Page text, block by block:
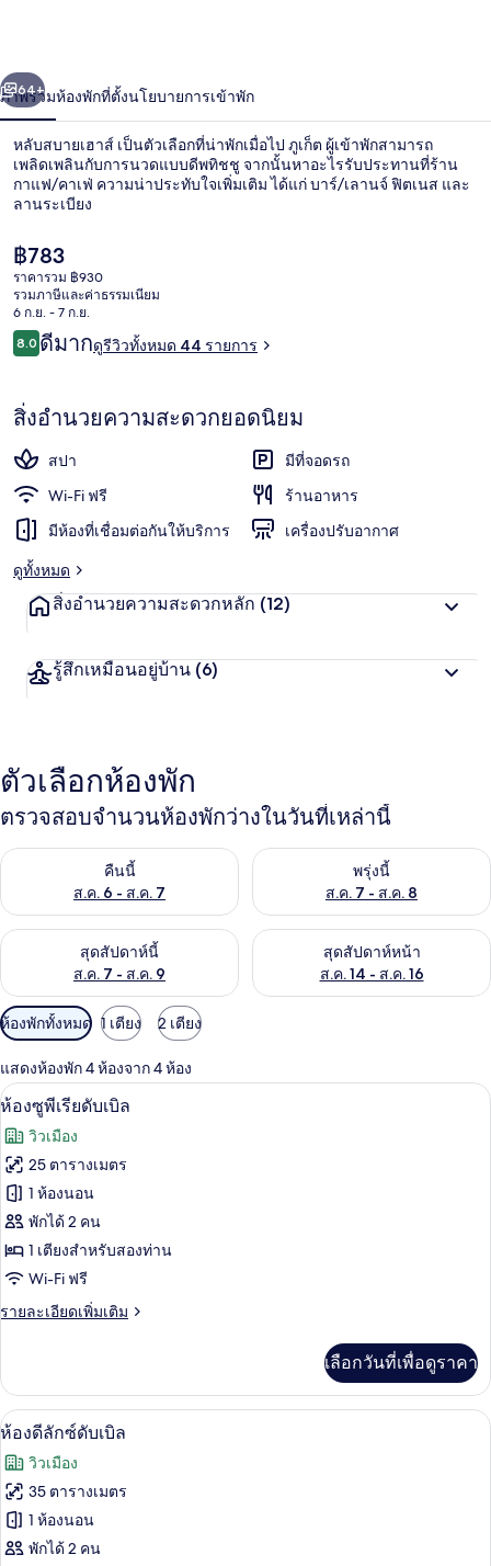
า
ถัดไป
64+
ภาพรวมห้องพักที่ตั้งนโยบายการเข้าพัก
หลับสบายเฮาส์ เป็นตัวเลือกที่น่าพักเมื่อไป ภูเก็ต ผู้เข้าพักสามารถ
เพลิดเพลินกับการนวดแบบดีพทิชชู จากนั้นหาอะไรรับประทานที่ร้าน
กาแฟ/คาเฟ่ ความน่าประทับใจเพิ่มเติม ได้แก่ บาร์/เลานจ์ ฟิตเนส และ
ลานระเบียง
ราคา
ปัจจุบัน
฿783
฿783
ราคารวม ฿930
รวมภาษีและค่าธรรมเนียม
6 ก.ย. - 7 ก.ย.
รีวิว
8.08.0 จาก 10
ดีมากดูรีวิวทั้งหมด 44 รายการ
สิ่งอำนวยความสะดวกยอดนิยม
สปา
มีที่จอดรถ
Wi-Fi ฟรี
ร้านอาหาร
มีห้องที่เชื่อมต่อกันให้บริการ
เครื่องปรับอากาศ
ดูทั้งหมด
สิ่งอำนวยความสะดวกหลัก (12)
รู้สึกเหมือนอยู่บ้าน (6)
ตัวเลือกห้องพัก
ตรวจสอบจำนวนห้องพักว่างในวันที่เหล่านี้
คืนนี้
ส.ค. 6 - ส.ค. 7
ตรวจสอบจำนวนห้องพักว่างในคืนนี้ ส.ค. 6 - ส.ค. 7พรุ่งนี้
ส.ค. 7 - ส.ค. 8
ตรวจสอบจำนวนห้องพักว่างใน
สุดสัปดาห์นี้
ส.ค. 7 - ส.ค. 9
ตรวจสอบจำนวนห้องพักว่างในสุดสัปดาห์นี้ ส.ค. 7 - ส.ค. 9
สุดสัปดาห์หน้า
ส.ค. 14 - ส.ค. 16
ตรวจสอบจำนวนห้องพักว่างใน
ตัว
กรอง
ที่
มี
ให้
สำหรับ
ห้อง
พัก
ห้องพักทั้งหมด 1 เตียง 2 เตียง
แสดงห้องพัก 4 ห้องจาก 4 ห้อง
เปิด
ภาพถ่าย
ทั้งหมด
ของ
ห้อง
ซู
พี
เรียดั
ห้องซูพีเรียดับเบิล | ผ้าปูที่นอนฝ้ายอียิ
11
ห้องซูพีเรียดับเบิล
วิวเมือง
25 ตารางเมตร
1 ห้องนอน
พักได้ 2 คน
1 เตียงสำหรับสองท่าน
Wi-Fi ฟรี
รายละเอียดเพิ่มเติม
ราย
เกี่ยว
กับ
ห้อง
พี
เรียดั
บเบิล
เลือกวันที่เพื่อดูราคา
เปิด
ภาพถ่าย
ทั้งหมด
ของ
ห้อง
ห้องดีลักซ์ดับเบิล | ผ้าปูที่นอนฝ้ายอียิป
16
ห้องดีลักซ์ดับเบิล
วิวเมือง
35 ตารางเมตร
1 ห้องนอน
พักได้ 2 คน